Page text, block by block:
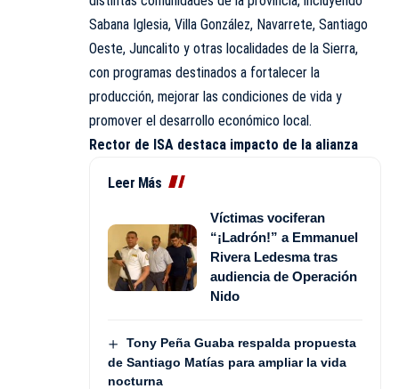
Sabana Iglesia, Villa González, Navarrete, Santiago
Oeste, Juncalito y otras localidades de la Sierra,
con programas destinados a fortalecer la
producción, mejorar las condiciones de vida y
promover el desarrollo económico local.
Rector de ISA destaca impacto de la alianza
Leer Más
Víctimas vociferan
“¡Ladrón!” a Emmanuel
Rivera Ledesma tras
audiencia de Operación
Nido
Tony Peña Guaba respalda propuesta
de Santiago Matías para ampliar la vida
nocturna